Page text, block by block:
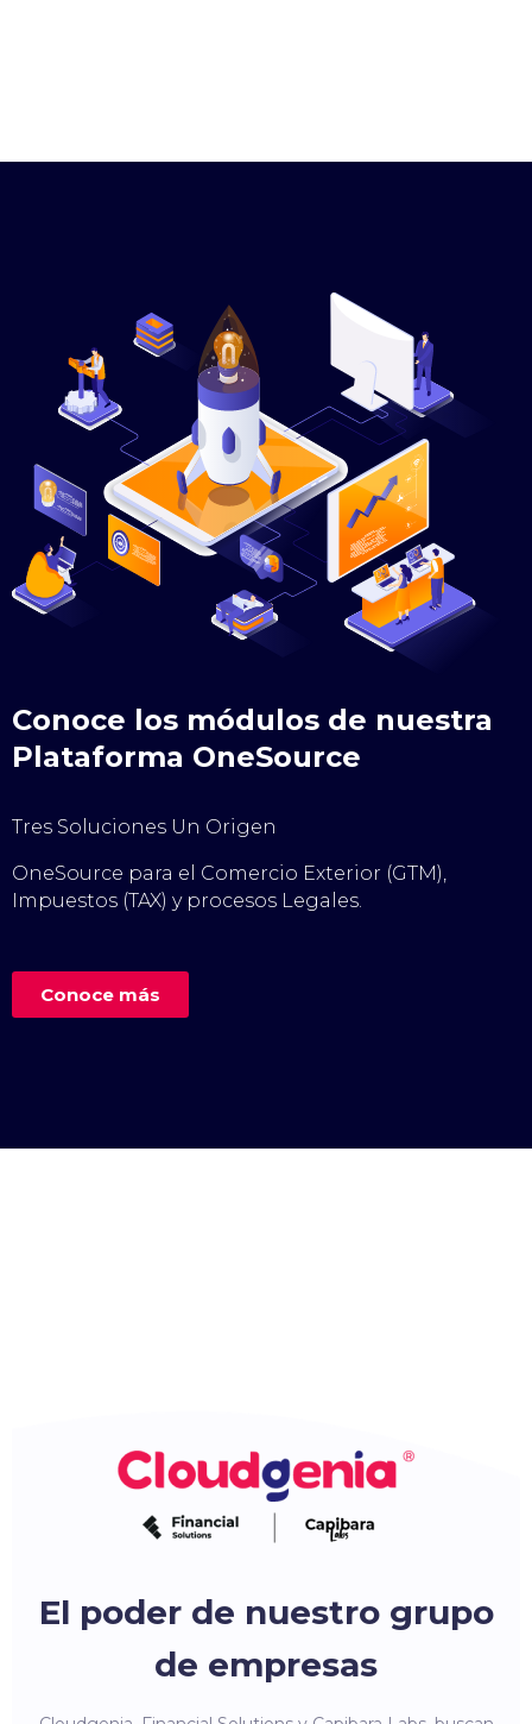
Conoce los módulos de nuestra
Plataforma OneSource
Tres Soluciones Un Origen
OneSource para el Comercio Exterior (GTM),
Impuestos (TAX) y procesos Legales.
Conoce más
El poder de nuestro grupo
de empresas